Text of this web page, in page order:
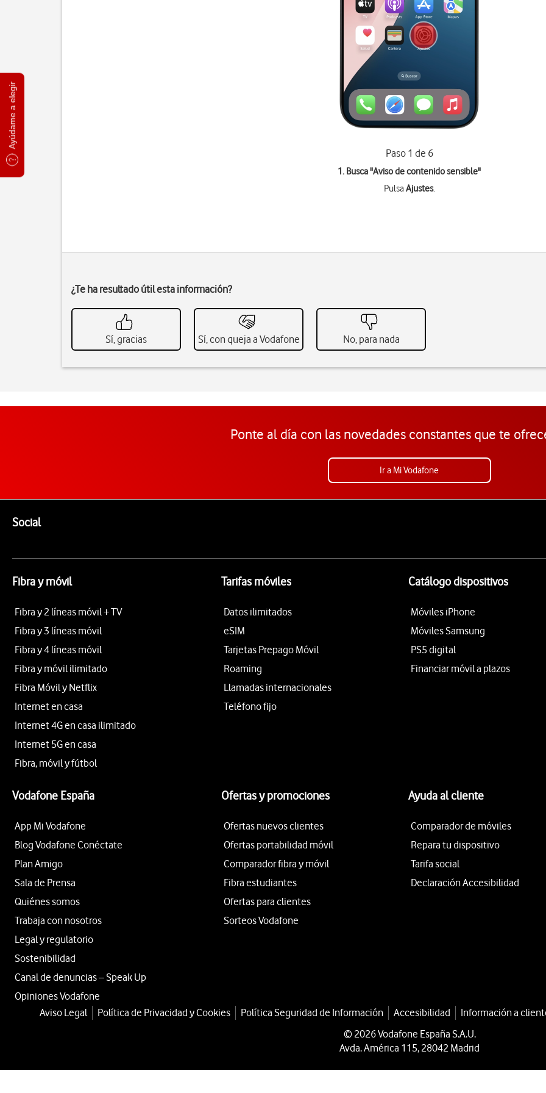
Ayúdame a elegir
Paso 1 de 6
1. Busca "Aviso de contenido sensible"
PulsaAjustes.
¿Te ha resultado útil esta información?
Sí, gracias Sí, con queja a Vodafone No, para nada
Ponte al día con las novedades constantes que te
Ir a Mi Vodafone
SocialEnlaces a las redes sociales de Vodafone
Fibra y móvil
Fibra y 2 líneas móvil + TV
Fibra y 3 líneas móvil
Fibra y 4 líneas móvil
Fibra y móvil ilimitado
Fibra Móvil y Netflix
Internet en casa
Internet 4G en casa ilimitado
Internet 5G en casa
Fibra, móvil y fútbol
Tarifas móviles
Datos ilimitados
eSIM
Tarjetas Prepago Móvil
Roaming
Llamadas internacionales
Teléfono fijo
Catálogo dispositivos
Móviles iPhone
Móviles Samsung
PS5 digital
Financiar móvil a plazos
Vodafone España
App Mi Vodafone
Blog Vodafone Conéctate
Plan Amigo
Sala de Prensa
Quiénes somos
Trabaja con nosotros
Legal y regulatorio
Sostenibilidad
Canal de denuncias – Speak Up
Opiniones Vodafone
Ofertas y promociones
Ofertas nuevos clientes
Ofertas portabilidad móvil
Comparador fibra y móvil
Fibra estudiantes
Ofertas para clientes
Sorteos Vodafone
Ayuda al cliente
Comparador de móviles
Repara tu dispositivo
Tarifa social
Declaración Accesibilidad
Aviso Legal Política de Privacidad y Cookies Política Seguridad de Información Accesibilidad
Información a
© 2026 Vodafone España S.A.U.
Avda. América 115, 28042 Madrid